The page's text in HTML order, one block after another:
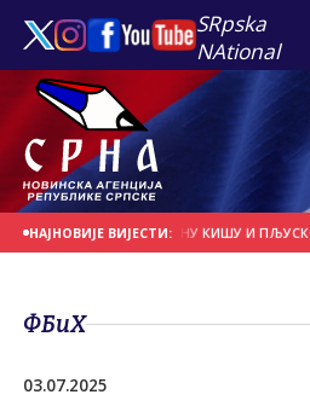
SRpska
NAtional
НАЈНОВИЈЕ ВИЈЕСТИ:
УЗ ЛОКАЛНУ КИШУ И ПЉУСКОВЕ
ФБиХ
03.07.2025